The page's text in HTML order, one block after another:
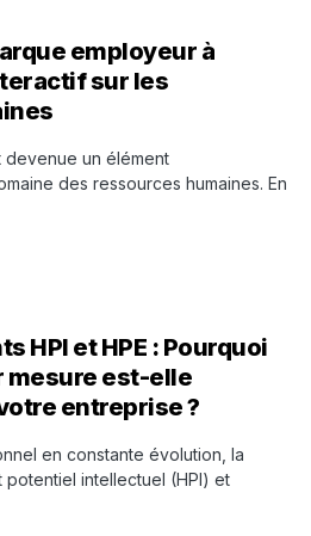
employeur à
sur les
devenue un élément
des ressources humaines. En
HPI et HPE : Pourquoi
mesure est-elle
entreprise ?
en constante évolution, la
potentiel intellectuel (HPI) et